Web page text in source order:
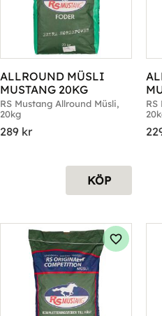
ALLROUND MÜSLI
MUSTANG 20KG
RS Mustang Allround Müsli,
20kg
289 kr
KÖP
RS
Lägg till